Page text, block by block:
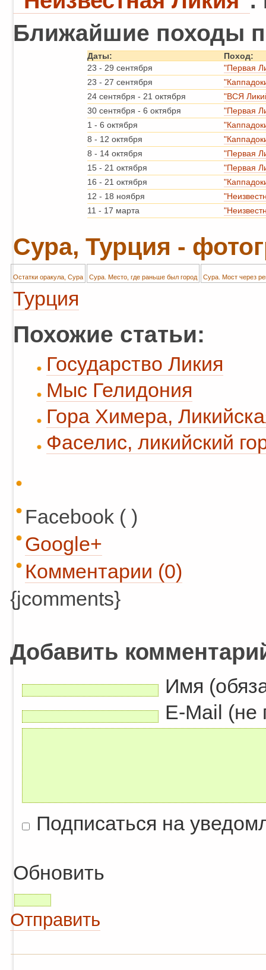
Ближайшие походы
Даты:
Поход:
23 - 29 сентября
"Первая
23 - 27 сентября
24 сентября - 21 октября
"ВСЯ
30 сентября - 6 октября
"Первая
1 - 6 октября
8 - 12 октября
8 - 14 октября
"Первая
15 - 21 октября
"Первая
16 - 21 октября
12 - 18 ноября
11 - 17 марта
Сура, Турция -
Остатки оракула, Сура Сура. Место, где раньше был город Сура. Мост через
Турция
Похожие статьи:
Государство Ликия
Мыс Гелидония
Гора Химера,
Фаселис, ликийский
Facebook ( )
Google+
Комментарии (0)
{jcomments}
Добавить
Имя
E-Mail (не
Подписаться на
Обновить
Отправить